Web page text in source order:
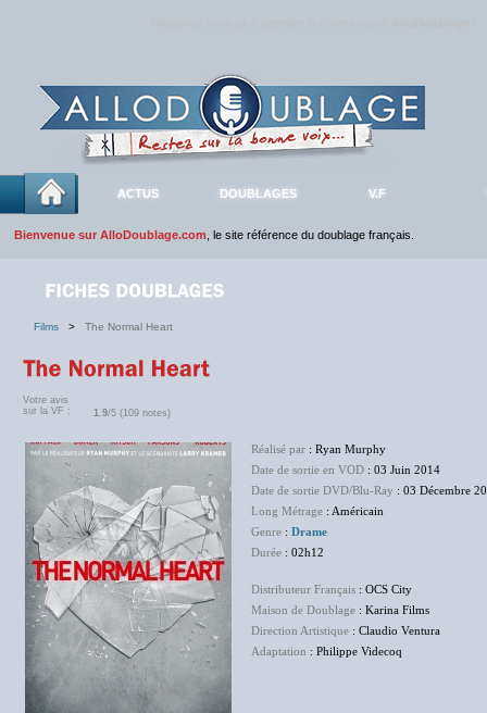
ACTUS DOUBLAGES V.F
Bienvenue sur AlloDoublage.com , le site référence du doublage français.
Films > The Normal Heart
Votre avis
sur la VF :
1.9/5 (109 notes)
Réalisé par : Ryan Murphy
Date de sortie en VOD : 03 Juin 2014
Date de sortie DVD/Blu-Ray : 03 Décembre
Long Métrage : Américain
Genre : Drame
Durée : 02h12
Distributeur Français : OCS City
Maison de Doublage : Karina Films
Direction Artistique : Claudio Ventura
Adaptation : Philippe Videcoq